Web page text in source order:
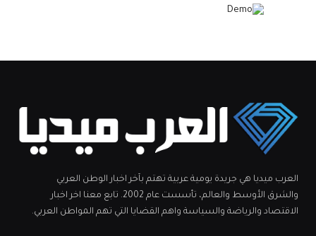
العرب ميديا هي جريدة يومية عربية تهتم بآخر اخبار الوطن العربي
والشرق الأوسط والعالم، تأسست عام 2002. تابع معنا اخر اخبار
الاقتصاد والرياضة والسياسة واهم القضايا التي تهم المواطن العربي.